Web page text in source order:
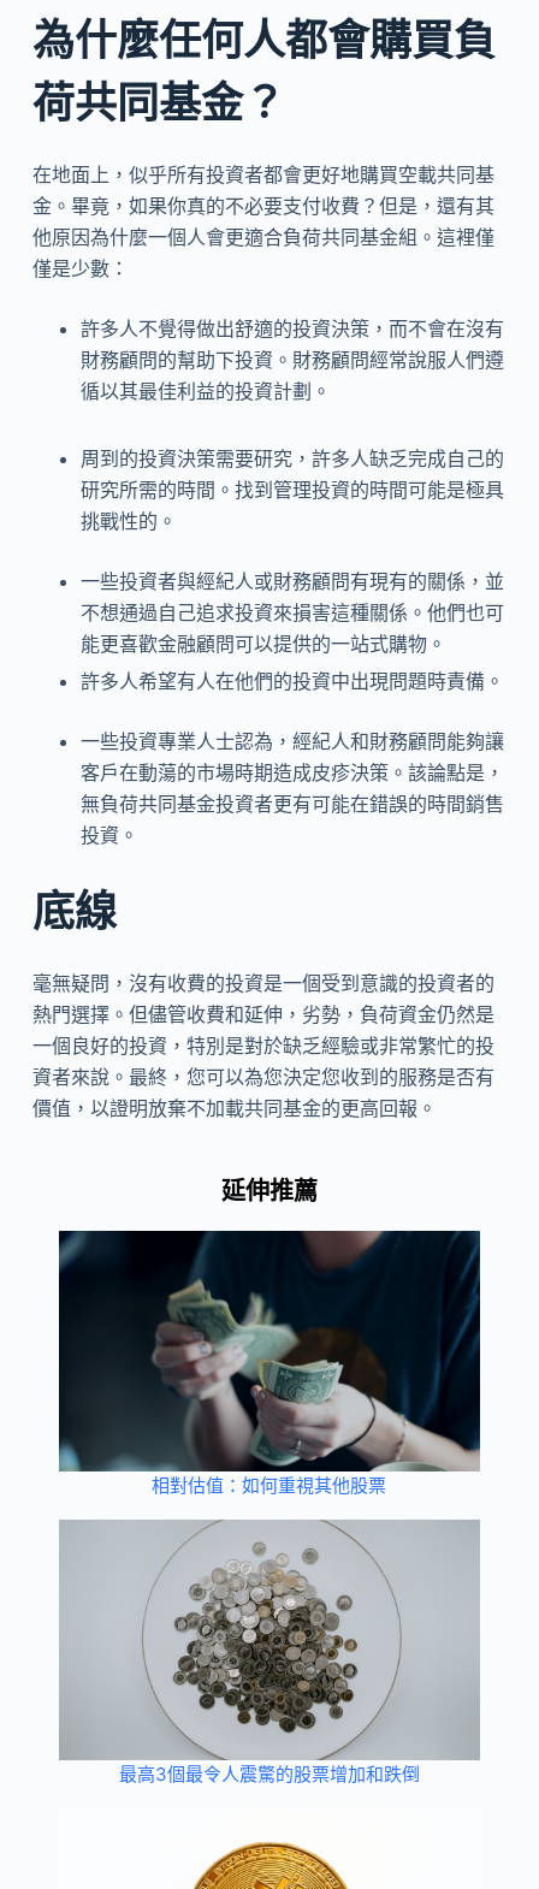
為什麼任何人都會購買負
荷共同基金？
在地面上，似乎所有投資者都會更好地購買空載共同基
金。畢竟，如果你真的不必要支付收費？但是，還有其
他原因為什麼一個人會更適合負荷共同基金組。這裡僅
僅是少數：
許多人不覺得做出舒適的投資決策，而不會在沒有
財務顧問的幫助下投資。財務顧問經常說服人們遵
循以其最佳利益的投資計劃。
周到的投資決策需要研究，許多人缺乏完成自己的
研究所需的時間。找到管理投資的時間可能是極具
挑戰性的。
一些投資者與經紀人或財務顧問有現有的關係，並
不想通過自己追求投資來損害這種關係。他們也可
能更喜歡金融顧問可以提供的一站式購物。
許多人希望有人在他們的投資中出現問題時責備。
一些投資專業人士認為，經紀人和財務顧問能夠讓
客戶在動蕩的市場時期造成皮疹決策。該論點是，
無負荷共同基金投資者更有可能在錯誤的時間銷售
投資。
底線
毫無疑問，沒有收費的投資是一個受到意識的投資者的
熱門選擇。但儘管收費和延伸，劣勢，負荷資金仍然是
一個良好的投資，特別是對於缺乏經驗或非常繁忙的投
資者來說。最終，您可以為您決定您收到的服務是否有
價值，以證明放棄不加載共同基金的更高回報。
延伸推薦
相對估值：如何重視其他股票
最高3個最令人震驚的股票增加和跌倒